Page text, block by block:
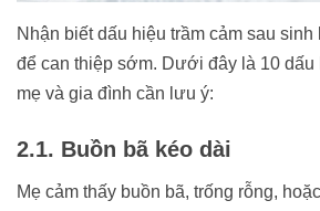
Nhận biết dấu hiệu trầm cảm sau sinh
để can thiệp sớm. Dưới đây là 10 dấu
mẹ và gia đình cần lưu ý:
2.1. Buồn bã kéo dài
Mẹ cảm thấy buồn bã, trống rỗng,